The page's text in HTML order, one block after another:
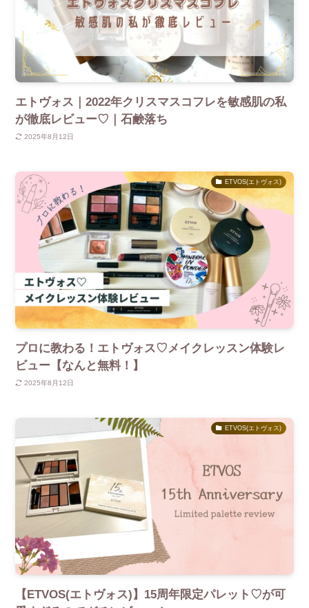
エトヴォス｜2022年クリスマスコフレを敏感肌の私
が徹底レビュー♡｜石鹸落ち
2025年8月12日
ETVOS(エトヴォス)
プロに教わる！エトヴォス♡メイクレッスン体験レ
ビュー【なんと無料！】
2025年8月12日
ETVOS(エトヴォス)
【ETVOS(エトヴォス)】15周年限定パレット♡が可